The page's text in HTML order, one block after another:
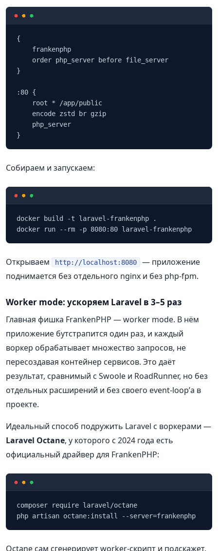
{
    frankenphp
    order php_server before file_server
}
:80 {
    root * /app/public
    encode zstd br gzip
    php_server
Собираем и запускаем:
docker build -t laravel-frankenphp .
Открываем http://localhost:8080
— приложение
поднимается без отдельного nginx и без php-fpm.
Worker mode: ускоряем Laravel в 3–5 раз
Главная фишка FrankenPHP — worker mode. В нём
приложение бутстрапится один раз, и каждый
воркер обрабатывает множество запросов, не
пересоздавая контейнер сервисов. Это даёт
результат, сравнимый с Swoole и RoadRunner, но без
отдельных расширений и без своего event-loop’а в
проекте.
Идеальный способ подружить Laravel с воркерами —
Laravel Octane, у которого с 2024 года есть
официальный драйвер для FrankenPHP:
composer require laravel/octane
Octane сам сгенерирует worker-скрипт и подскажет,